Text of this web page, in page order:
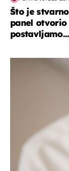
Što je
panel
postavljamo...
moda & ljepota